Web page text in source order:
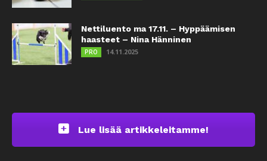
Nettiluento ma 17.11. – Hyppäämisen
haasteet – Nina Hänninen
PRO 14.11.2025
Lue lisää artikkeleitamme!